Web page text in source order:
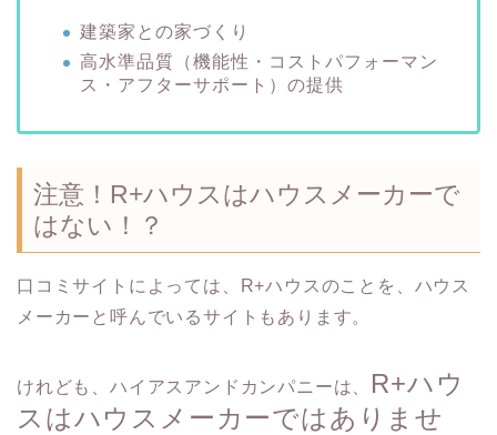
建築家との家づくり
高水準品質（機能性・コストパフォーマン
ス・アフターサポート）の提供
注意！R+ハウスはハウスメーカーで
はない！？
口コミサイトによっては、R+ハウスのことを、ハウス
メーカーと呼んでいるサイトもあります。
けれども、ハイアスアンドカンパニーは、
R+ハウ
スはハウスメーカーではありませ